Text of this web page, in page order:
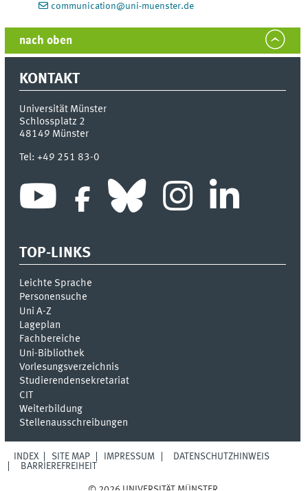
communication@uni-muenster.de
nach oben
KONTAKT
Universität Münster
Schlossplatz 2
48149 Münster
Tel:+49 251 83-0
TOP-LINKS
Leichte Sprache
Personensuche
Uni A-Z
Lageplan
Fachbereiche
Uni-Bi­bli­o­thek
Vor­le­sungs­ver­zeich­nis
Stu­die­ren­den­se­kre­ta­ri­at
CIT
Weiterbildung
Stellenausschreibungen
INDEX SITE MAP IMPRESSUM
DATENSCHUTZHINWEIS
BARRIEREFREIHEIT